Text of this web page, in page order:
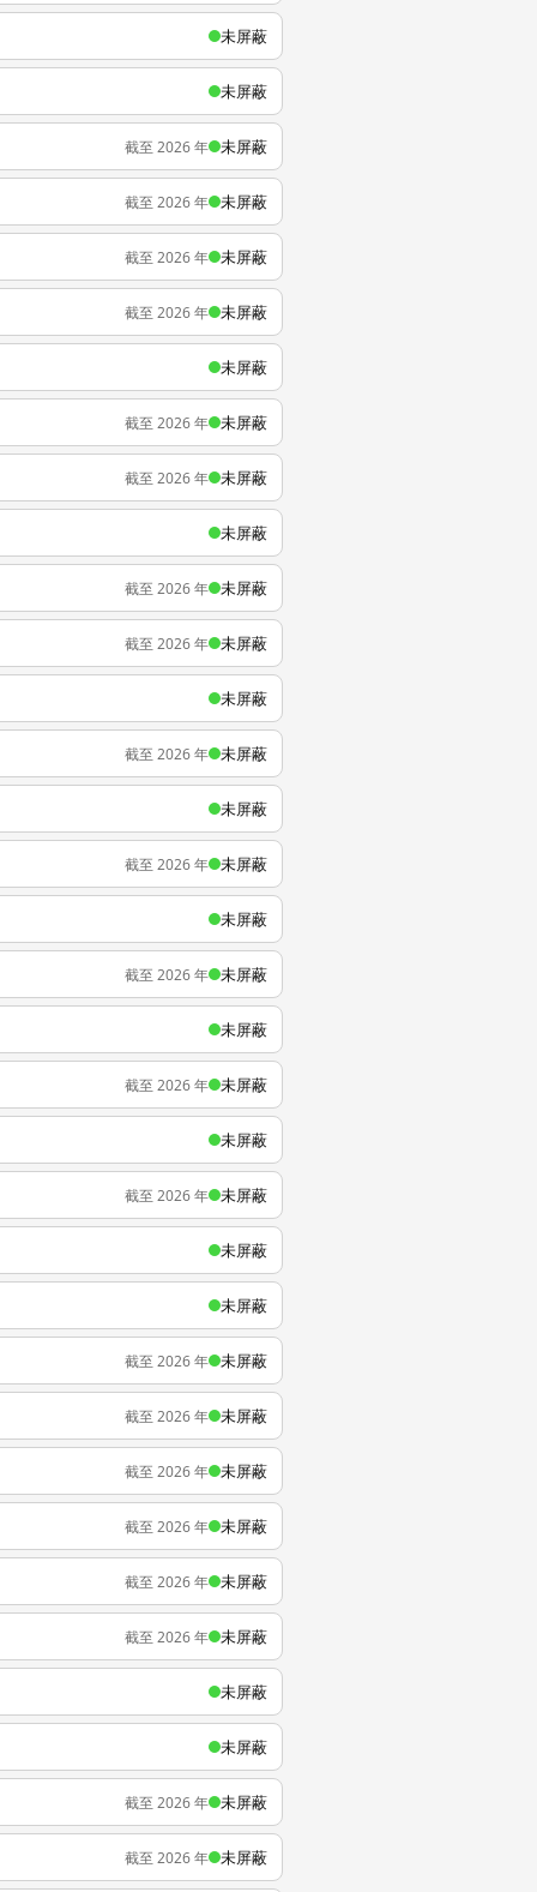
未屏蔽
未屏蔽
截至 2026 年 未屏蔽
截至 2026 年 未屏蔽
截至 2026 年 未屏蔽
截至 2026 年 未屏蔽
未屏蔽
截至 2026 年 未屏蔽
截至 2026 年 未屏蔽
未屏蔽
截至 2026 年 未屏蔽
截至 2026 年 未屏蔽
未屏蔽
截至 2026 年 未屏蔽
未屏蔽
截至 2026 年 未屏蔽
未屏蔽
截至 2026 年 未屏蔽
未屏蔽
截至 2026 年 未屏蔽
未屏蔽
截至 2026 年 未屏蔽
未屏蔽
未屏蔽
截至 2026 年 未屏蔽
截至 2026 年 未屏蔽
截至 2026 年 未屏蔽
截至 2026 年 未屏蔽
截至 2026 年 未屏蔽
截至 2026 年 未屏蔽
未屏蔽
未屏蔽
截至 2026 年 未屏蔽
截至 2026 年 未屏蔽